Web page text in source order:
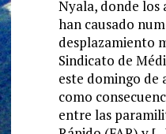
Nyala, donde los
han causado
desplazamiento
Sindicato de
este domingo de
como
entre las